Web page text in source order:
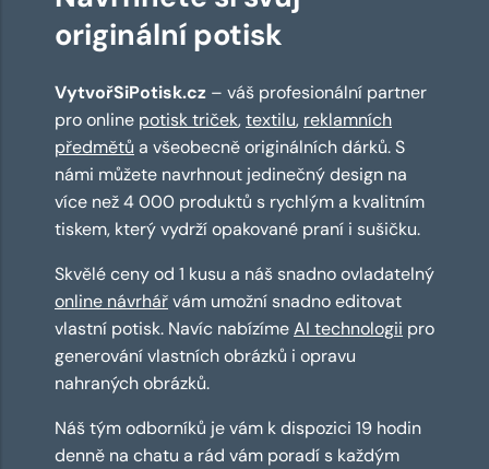
originální potisk
VytvořSiPotisk.cz – váš profesionální partner
pro online potisk triček,textilu, reklamních
předmětů a všeobecně originálních dárků. S
námi můžete navrhnout jedinečný design na
více než 4 000 produktů s rychlým a kvalitním
tiskem, který vydrží opakované praní i sušičku.
Skvělé ceny od 1 kusu a náš snadno ovladatelný
online návrhářvám umožní snadno editovat
vlastní potisk. Navíc nabízímeAI technologii pro
generování vlastních obrázků i opravu
nahraných obrázků.
Náš tým odborníků je vám k dispozici 19 hodin
denně na chatu a rád vám poradí s každým